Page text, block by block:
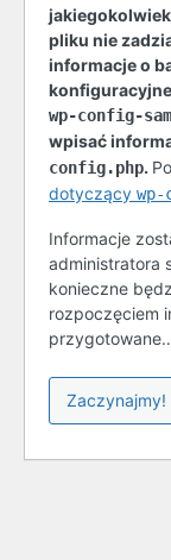
pliku nie
informacje o
wp-config-
wpisać
config.php.
dotyczący
Informacje
administratora
konieczne
rozpoczęciem
Zaczynajmy!